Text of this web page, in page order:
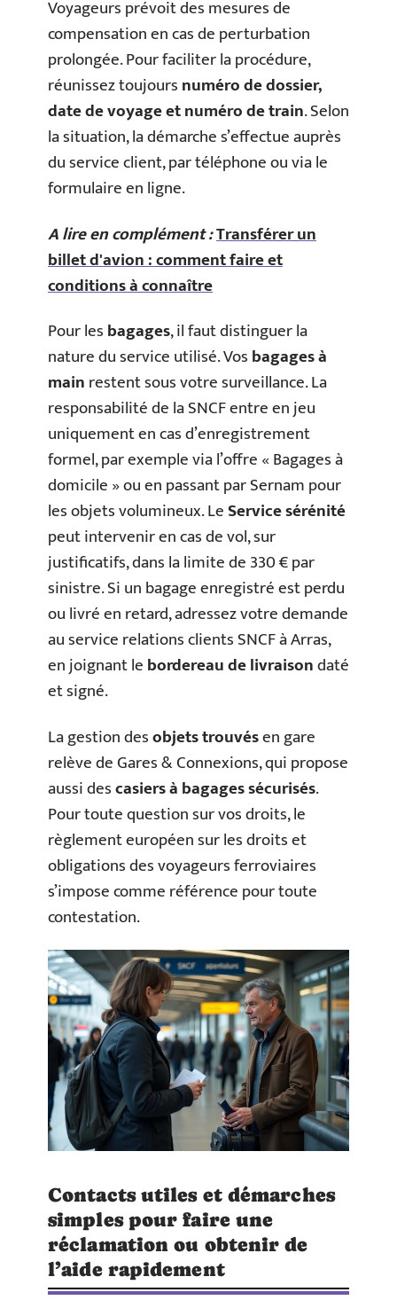
Voyageurs prévoit des mesures de
compensation en cas de perturbation
prolongée. Pour faciliter la procédure,
réunissez toujoursnuméro de dossier,
date de voyage et numéro de train. Selon
la situation, la démarche s’effectue auprès
du service client, par téléphone ou via le
formulaire en ligne.
A lire en complément :Transférer un
billet d'avion : comment faire et
conditions à connaître
Pour lesbagages, il faut distinguer la
nature du service utilisé. Vosbagages à
mainrestent sous votre surveillance. La
responsabilité de la SNCF entre en jeu
uniquement en cas d’enregistrement
formel, par exemple via l’offre « Bagages à
domicile » ou en passant par Sernam pour
les objets volumineux. LeService sérénité
peut intervenir en cas de vol, sur
justificatifs, dans la limite de 330 € par
sinistre. Si un bagage enregistré est perdu
ou livré en retard, adressez votre demande
au service relations clients SNCF à Arras,
en joignant lebordereau de livraisondaté
et signé.
La gestion desobjets trouvésen gare
relève de Gares & Connexions, qui propose
aussi descasiers à bagages sécurisés.
Pour toute question sur vos droits, le
règlement européen sur les droits et
obligations des voyageurs ferroviaires
s’impose comme référence pour toute
contestation.
Contacts utiles et démarches
simples pour faire une
réclamation ou obtenir de
l’aide rapidement